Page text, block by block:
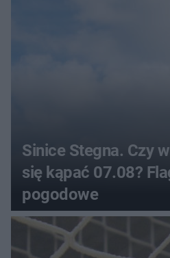
Sinice Stegna. Czy
się kąpać 07.08?
pogodowe